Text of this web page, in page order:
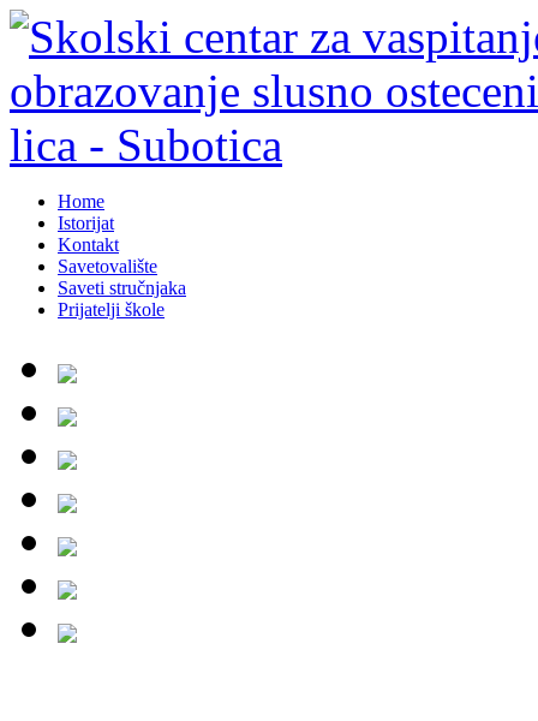
Home
Istorijat
Kontakt
Savetovalište
Saveti stručnjaka
Prijatelji škole